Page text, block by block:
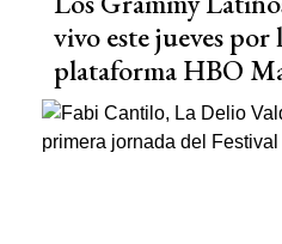
vivo este jueves
plataforma HBO